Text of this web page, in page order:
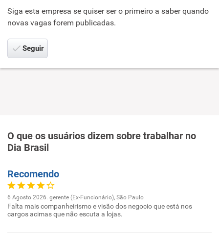
Siga esta empresa se quiser ser o primeiro a saber quando
novas vagas forem publicadas.
Seguir
O que os usuários dizem sobre trabalhar no
Dia Brasil
Recomendo
6 Agosto 2026. gerente (Ex-Funcionário), São Paulo
Falta mais companheirismo e visão dos negocio que está nos
cargos acimas que não escuta a lojas.